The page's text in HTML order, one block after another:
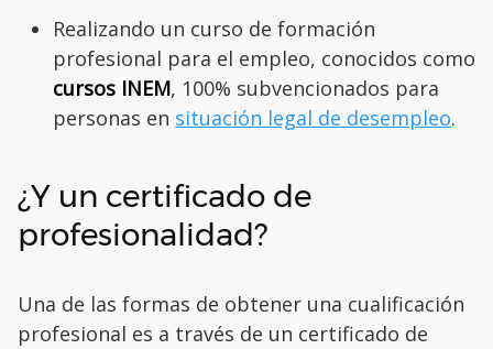
Realizando un curso de formación
profesional para el empleo, conocidos como
cursos INEM, 100% subvencionados para
personas en situación legal de desempleo.
¿Y un certificado de
profesionalidad?
Una de las formas de obtener una cualificación
profesional es a través de un certificado de